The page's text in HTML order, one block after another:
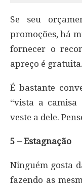
Se seu
promoções, há
fornecer o
apreço é gratuita.
É bastante
“vista a camisa
veste a dele.
5 – Estagnação
Ninguém gosta
fazendo as